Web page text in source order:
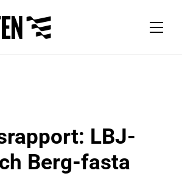
LBJ-
Berg-fasta